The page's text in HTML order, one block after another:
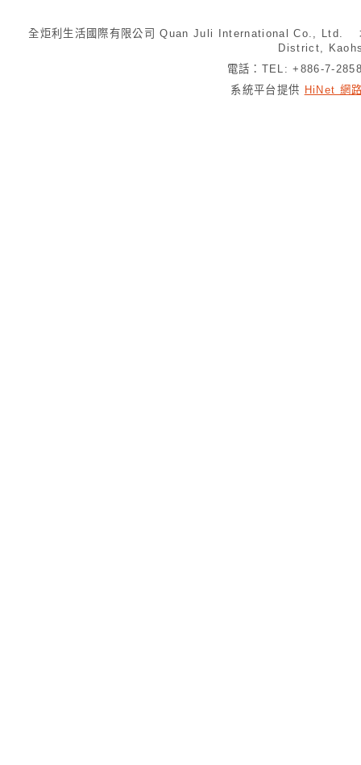
全炬利生活國際有限公司 Quan Juli International Co., Ltd.
District,
電話：TEL: +886-7-
系統平台提供 HiNet 網